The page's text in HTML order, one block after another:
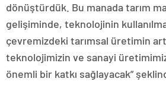
dönüştürdük. Bu manada tarım
gelişiminde, teknolojinin
çevremizdeki tarımsal üretimin
teknolojimizin ve sanayi
önemli bir katkı sağlayacak”